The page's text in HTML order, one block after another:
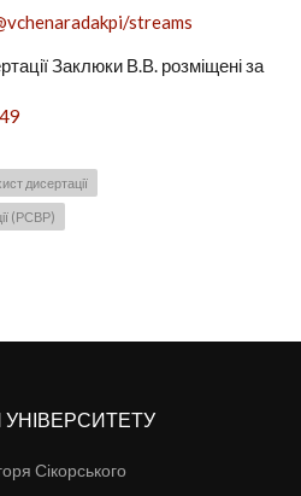
streams
Заклюки В.В. розміщені за
дисертації
(РСВР)
Сікорського